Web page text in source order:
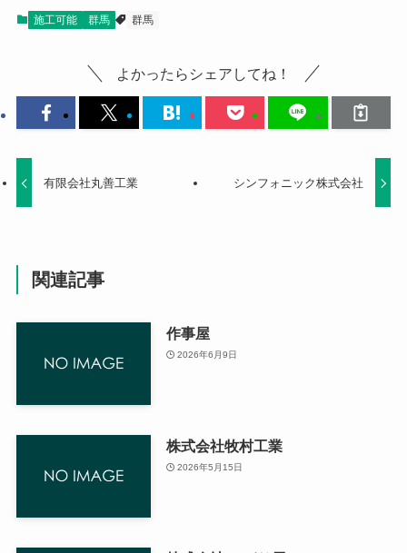
施工可能 群馬 群馬
よかったらシェアしてね！
有限会社丸善工業 シンフォニック株式会社
関連記事
作事屋
2026年6月9日
株式会社牧村工業
2026年5月15日